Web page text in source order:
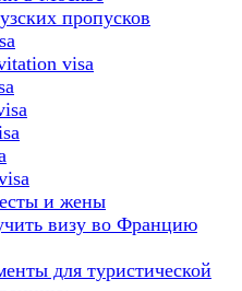
пропусков
visa
и жены
визу во Францию
для туристической